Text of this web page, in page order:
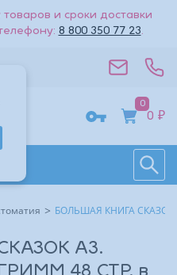
и сроки доставки
8 800 350 77 23.
0
0 ₽
БОЛЬШАЯ КНИГА СКАЗОК
А3.
На большую карту
код
входа:
паролем